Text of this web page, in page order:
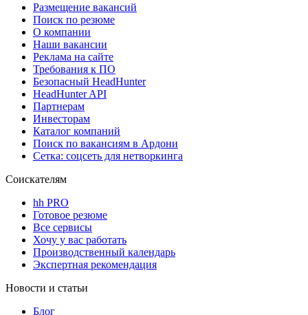
Размещение вакансий
Поиск по резюме
О компании
Наши вакансии
Реклама на сайте
Требования к ПО
Безопасный HeadHunter
HeadHunter API
Партнерам
Инвесторам
Каталог компаний
Поиск по вакансиям в Ардони
Сетка: соцсеть для нетворкинга
Соискателям
hh PRO
Готовое резюме
Все сервисы
Хочу у вас работать
Производственный календарь
Экспертная рекомендация
Новости и статьи
Блог